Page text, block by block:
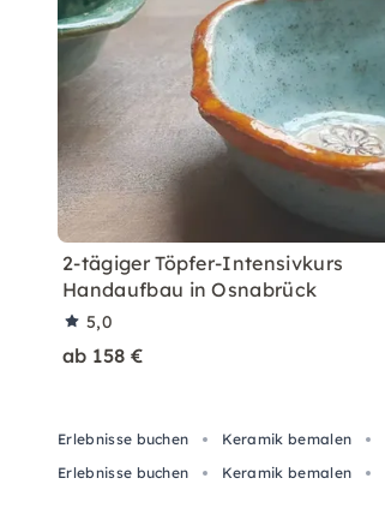
2-tägiger Töpfer-Intensivkurs
Handaufbau in Osnabrück
5,0
ab 158 €
Erlebnisse buchen Keramik bemalen
Erlebnisse buchen
Keramik bemalen